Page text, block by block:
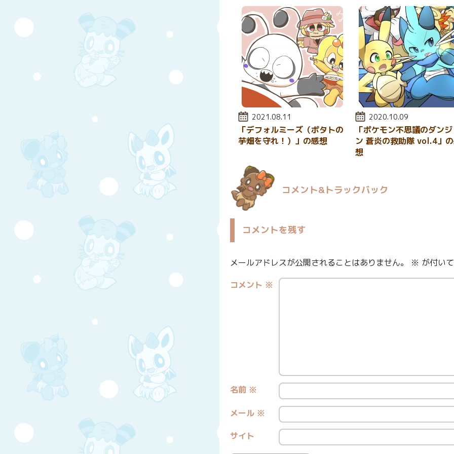
投稿日:
2021.08.11
「デフォルミーズ（ポタトの
芋畑を守れ！）」の感想
投稿日:
2020.10.09
「ポケモン不思議のダン
ン 蒼炎の救助隊 vol.4」
想
コメント&トラックバック
コメントを残す
メールアドレスが公開されることはありません。 ※ が付い
コメント ※
名前 ※
メール ※
サイト